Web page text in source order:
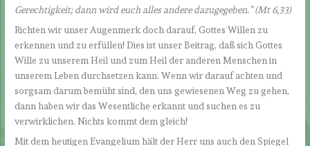
Gerechtigkeit; dann wird euch alles andere dazugegeben.” (Mt 6,33)
Richten wir unser Augenmerk doch darauf, Gottes Willen zu
erkennen und zu erfüllen! Dies ist unser Beitrag, daß sich Gottes
Wille zu unserem Heil und zum Heil der anderen Menschen in
unserem Leben durchsetzen kann. Wenn wir darauf achten und
sorgsam darum bemüht sind, den uns gewiesenen Weg zu gehen,
dann haben wir das Wesentliche erkannt und suchen es zu
verwirklichen. Nichts kommt dem gleich!
Mit dem heutigen Evangelium hält der Herr uns auch den Spiegel